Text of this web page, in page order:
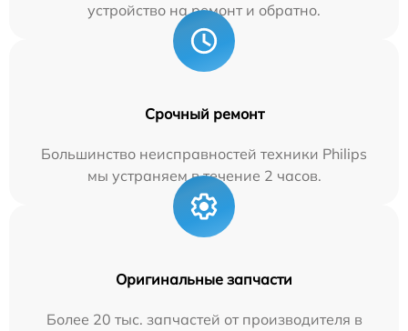
устройство на ремонт и обратно.
Срочный ремонт
Большинство неисправностей техники Philips
мы устраняем в течение 2 часов.
Оригинальные запчасти
Более 20 тыс. запчастей от производителя в